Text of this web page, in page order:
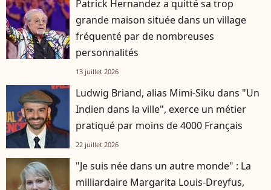
Patrick Hernandez a quitté sa trop
grande maison située dans un village
fréquenté par de nombreuses
personnalités
13 juillet 2026
Ludwig Briand, alias Mimi-Siku dans "Un
Indien dans la ville", exerce un métier
pratiqué par moins de 4000 Français
22 juillet 2026
"Je suis née dans un autre monde" : La
milliardaire Margarita Louis-Dreyfus,